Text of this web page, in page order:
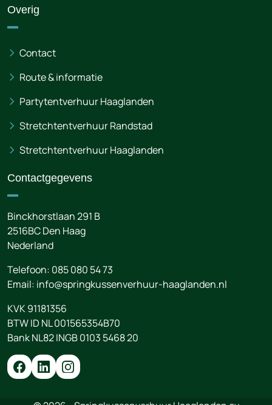
Overig
Contact
Route & informatie
Partytentverhuur Haaglanden
Stretchtentverhuur Randstad
Stretchtentverhuur Haaglanden
Contactgegevens
Binckhorstlaan 291 B
2516BCDen Haag
Nederland
Telefoon: 085 080 54 73
Email: info@springkussenverhuur-haaglanden.nl
KVK 91181356
BTW ID NL 001565354B70
Bank NL82 INGB 0103 5468 20